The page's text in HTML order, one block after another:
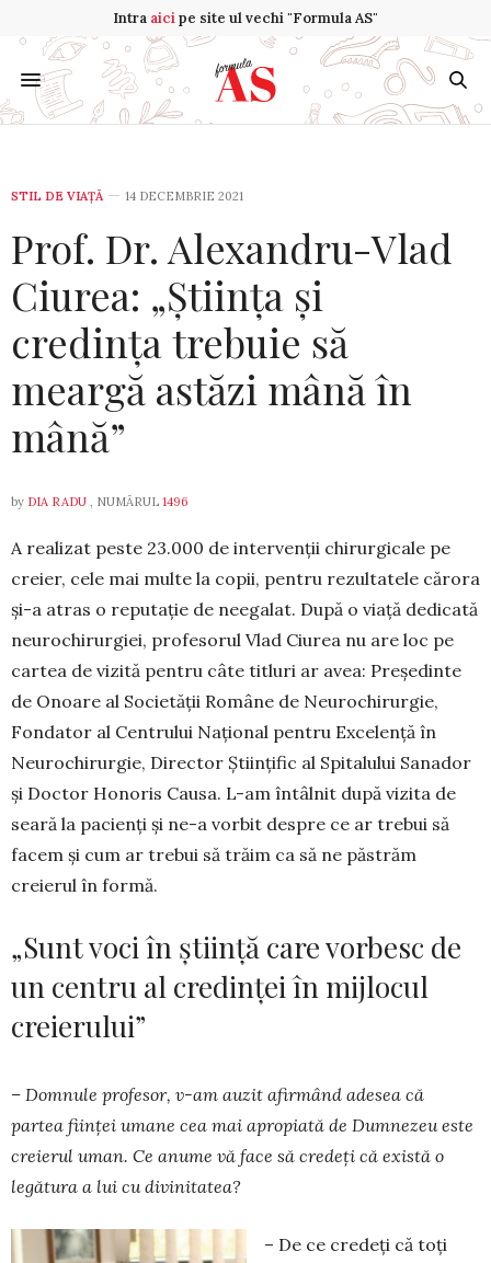
Intra aicipe site ul vechi "Formula AS"
STIL DE VIA­ŢĂ 14 DECEMBRIE 2021
Prof. Dr. Alexandru-Vlad
Ciurea: „Știința și
credința trebuie să
meargă astăzi mână în
mână”
by DIA RADU , NUMĂRUL 1496
A realizat peste 23.000 de intervenții chi­rurgicale pe
creier, cele mai multe la copii, pentru rezultatele cărora
și-a atras o reputație de neegalat. După o viață dedi­ca­tă
neurochirurgiei, profesorul Vlad Ciurea nu are loc pe
cartea de vizită pentru câte titluri ar avea: Președinte
de Onoare al Societății Române de Neu­rochirurgie,
Fondator al Centrului Național pentru Excelență în
Neurochirurgie, Director Științific al Spitalului Sanador
și Doctor Ho­noris Causa. L-am întâlnit după vizita de
seară la pacienți și ne-a vorbit despre ce ar trebui să
facem și cum ar trebui să trăim ca să ne păstrăm
creierul în formă.
„Sunt voci în știință care vorbesc de
un centru al credinței în mijlocul
creierului”
– Domnule profesor, v-am auzit afirmând ade­sea că
partea ființei umane cea mai apropiată de Dumnezeu este
creierul uman. Ce anume vă face să credeți că există o
legătura a lui cu divinitatea?
– De ce credeți că toți